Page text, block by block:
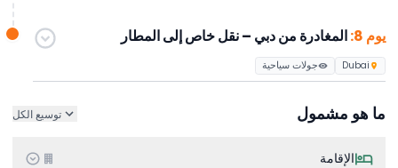
يوم 8: المغادرة من دبي – نقل خاص إلى المطار
Dubai جولات سياحية
ما هو مشمول توسيع الكل
الإقامة